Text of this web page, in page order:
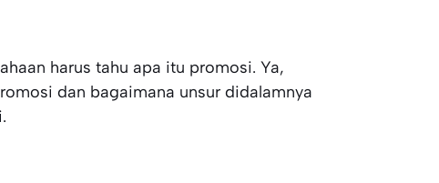
harus tahu apa itu promosi. Ya,
dan bagaimana unsur didalamnya